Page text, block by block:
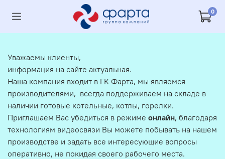
0
Уважаемы клиенты,
информация на сайте актуальная.
Наша компания входит в ГК Фарта, мы являемся
производителями, всегда поддерживаем на складе в
наличии готовые котельные, котлы, горелки.
Приглашаем Вас убедиться в режиме онлайн, благодаря
технологиям видеосвязи Вы можете побывать на нашем
производстве и задать все интересующие вопросы
оперативно, не покидая своего рабочего места.